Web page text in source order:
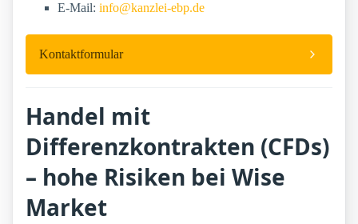
E-Mail: info@kanzlei-ebp.de
Kontaktformular
Handel mit
Differenzkontrakten (CFDs)
– hohe Risiken bei Wise
Market